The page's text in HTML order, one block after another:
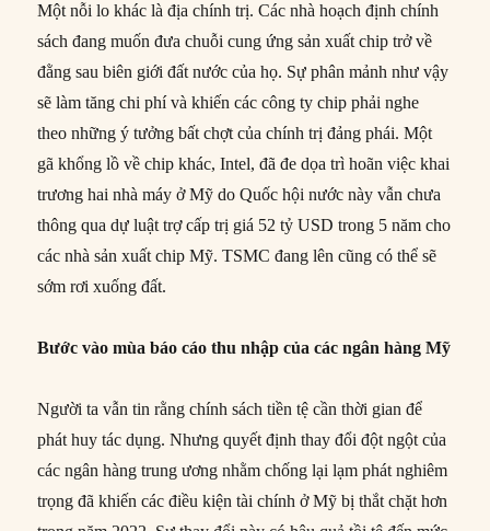
Một nỗi lo khác là địa chính trị. Các nhà hoạch định chính
sách đang muốn đưa chuỗi cung ứng sản xuất chip trở về
đằng sau biên giới đất nước của họ. Sự phân mảnh như vậy
sẽ làm tăng chi phí và khiến các công ty chip phải nghe
theo những ý tưởng bất chợt của chính trị đảng phái. Một
gã khổng lồ về chip khác, Intel, đã đe dọa trì hoãn việc khai
trương hai nhà máy ở Mỹ do Quốc hội nước này vẫn chưa
thông qua dự luật trợ cấp trị giá 52 tỷ USD trong 5 năm cho
các nhà sản xuất chip Mỹ. TSMC đang lên cũng có thể sẽ
sớm rơi xuống đất.
Bước vào mùa báo cáo thu nhập của các ngân hàng Mỹ
Người ta vẫn tin rằng chính sách tiền tệ cần thời gian để
phát huy tác dụng. Nhưng quyết định thay đổi đột ngột của
các ngân hàng trung ương nhằm chống lại lạm phát nghiêm
trọng đã khiến các điều kiện tài chính ở Mỹ bị thắt chặt hơn